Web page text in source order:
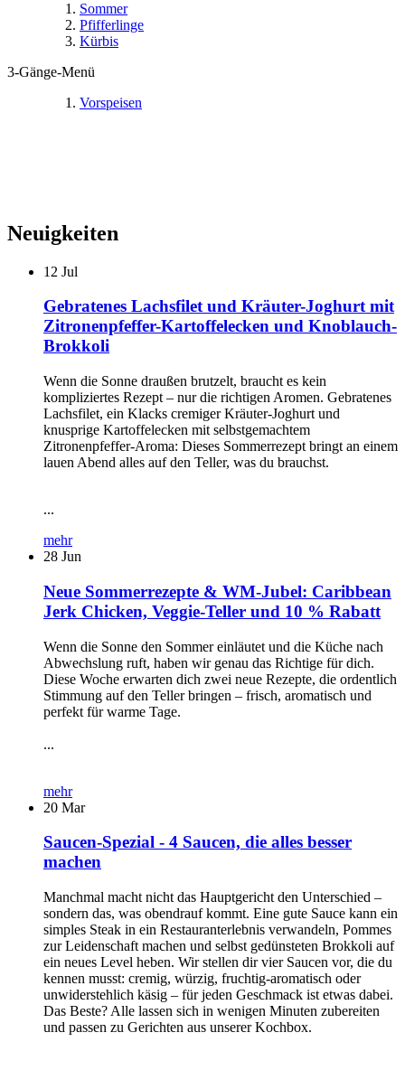
Sommer
Pfifferlinge
Kürbis
3-Gänge-Menü
Vorspeisen
Neuigkeiten
12 Jul
Gebratenes Lachsfilet und Kräuter-Joghurt mit
Zitronenpfeffer-Kartoffelecken und Knoblauch-
Brokkoli
Wenn die Sonne draußen brutzelt, braucht es kein
kompliziertes Rezept – nur die richtigen Aromen. Gebratenes
Lachsfilet, ein Klacks cremiger Kräuter-Joghurt und
knusprige Kartoffelecken mit selbstgemachtem
Zitronenpfeffer-Aroma: Dieses Sommerrezept bringt an einem
lauen Abend alles auf den Teller, was du brauchst.
...
mehr
28 Jun
Neue Sommerrezepte & WM-Jubel: Caribbean
Jerk Chicken, Veggie-Teller und 10 % Rabatt
Wenn die Sonne den Sommer einläutet und die Küche nach
Abwechslung ruft, haben wir genau das Richtige für dich.
Diese Woche erwarten dich zwei neue Rezepte, die ordentlich
Stimmung auf den Teller bringen – frisch, aromatisch und
perfekt für warme Tage.
...
mehr
20 Mar
Saucen-Spezial - 4 Saucen, die alles besser
machen
Manchmal macht nicht das Hauptgericht den Unterschied –
sondern das, was obendrauf kommt. Eine gute Sauce kann ein
simples Steak in ein Restauranterlebnis verwandeln, Pommes
zur Leidenschaft machen und selbst gedünsteten Brokkoli auf
ein neues Level heben. Wir stellen dir vier Saucen vor, die du
kennen musst: cremig, würzig, fruchtig-aromatisch oder
unwiderstehlich käsig – für jeden Geschmack ist etwas dabei.
Das Beste? Alle lassen sich in wenigen Minuten zubereiten
und passen zu Gerichten aus unserer Kochbox.